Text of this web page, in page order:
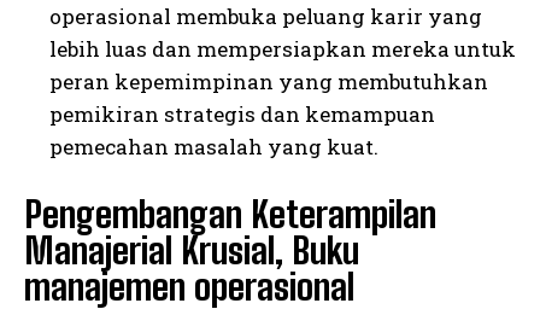
operasional membuka peluang karir yang
lebih luas dan mempersiapkan mereka untuk
peran kepemimpinan yang membutuhkan
pemikiran strategis dan kemampuan
pemecahan masalah yang kuat.
Pengembangan Keterampilan
Manajerial Krusial, Buku
manajemen operasional